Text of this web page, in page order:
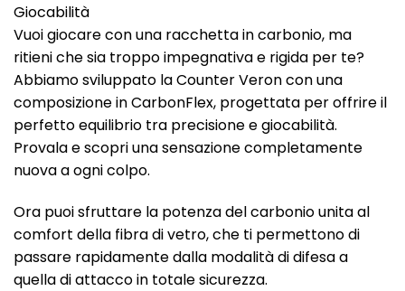
Giocabilità
Vuoi giocare con una racchetta in carbonio, ma
ritieni che sia troppo impegnativa e rigida per te?
Abbiamo sviluppato la Counter Veron con una
composizione in CarbonFlex, progettata per offrire il
perfetto equilibrio tra precisione e giocabilità.
Provala e scopri una sensazione completamente
nuova a ogni colpo.
Ora puoi sfruttare la potenza del carbonio unita al
comfort della fibra di vetro, che ti permettono di
passare rapidamente dalla modalità di difesa a
quella di attacco in totale sicurezza.